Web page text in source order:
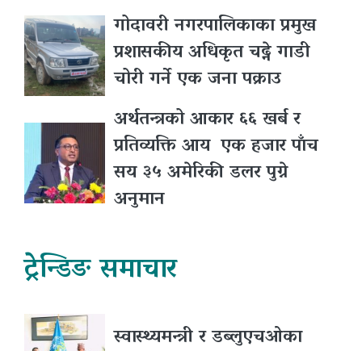
गोदावरी नगरपालिकाका प्रमुख
प्रशासकीय अधिकृत चढ्ने गाडी
चोरी गर्ने एक जना पक्राउ
अर्थतन्त्रको आकार ६६ खर्ब र
प्रतिव्यक्ति आय एक हजार पाँच
सय ३५ अमेरिकी डलर पुग्ने
अनुमान
ट्रेन्डिङ समाचार
स्वास्थ्यमन्त्री र डब्लुएचओका